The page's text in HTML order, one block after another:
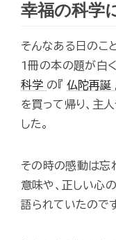
幸福の科学
そんなある日のこ
1冊の本の題が白
科学 の『 仏陀再誕
を買って帰り、主
した。
その時の感動は忘
意味や、正しい心
語られていたのです